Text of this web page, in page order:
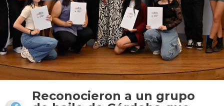
Reconocieron a un grupo